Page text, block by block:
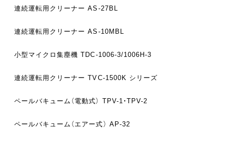
連続運転用クリーナー AS-27BL
連続運転用クリーナー AS-10MBL
小型マイクロ集塵機 TDC-1006-3/1006H-3
連続運転用クリーナー TVC-1500K シリーズ
ペールバキューム（電動式） TPV-1・TPV-2
ペールバキューム（エアー式） AP-32